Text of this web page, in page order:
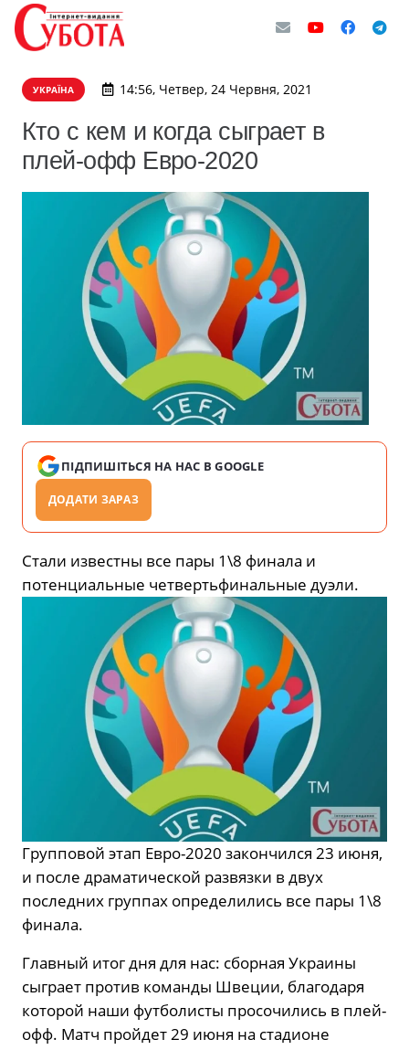
УКРАЇНА 14:56, Четвер, 24 Червня, 2021
Кто с кем и когда сыграет в
плей-офф Евро-2020
ПІДПИШІТЬСЯ НА НАС В GOOGLE
ДОДАТИ ЗАРАЗ
Стали известны все пары 1\8 финала и
потенциальные четвертьфинальные дуэли.
Групповой этап Евро-2020 закончился 23 июня,
и после драматической развязки в двух
последних группах определились все пары 1\8
финала.
Главный итог дня для нас: сборная Украины
сыграет против команды Швеции, благодаря
которой наши футболисты просочились в плей-
офф. Матч пройдет 29 июня на стадионе